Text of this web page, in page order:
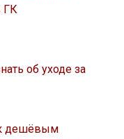
ГК
об уходе за
дешёвым